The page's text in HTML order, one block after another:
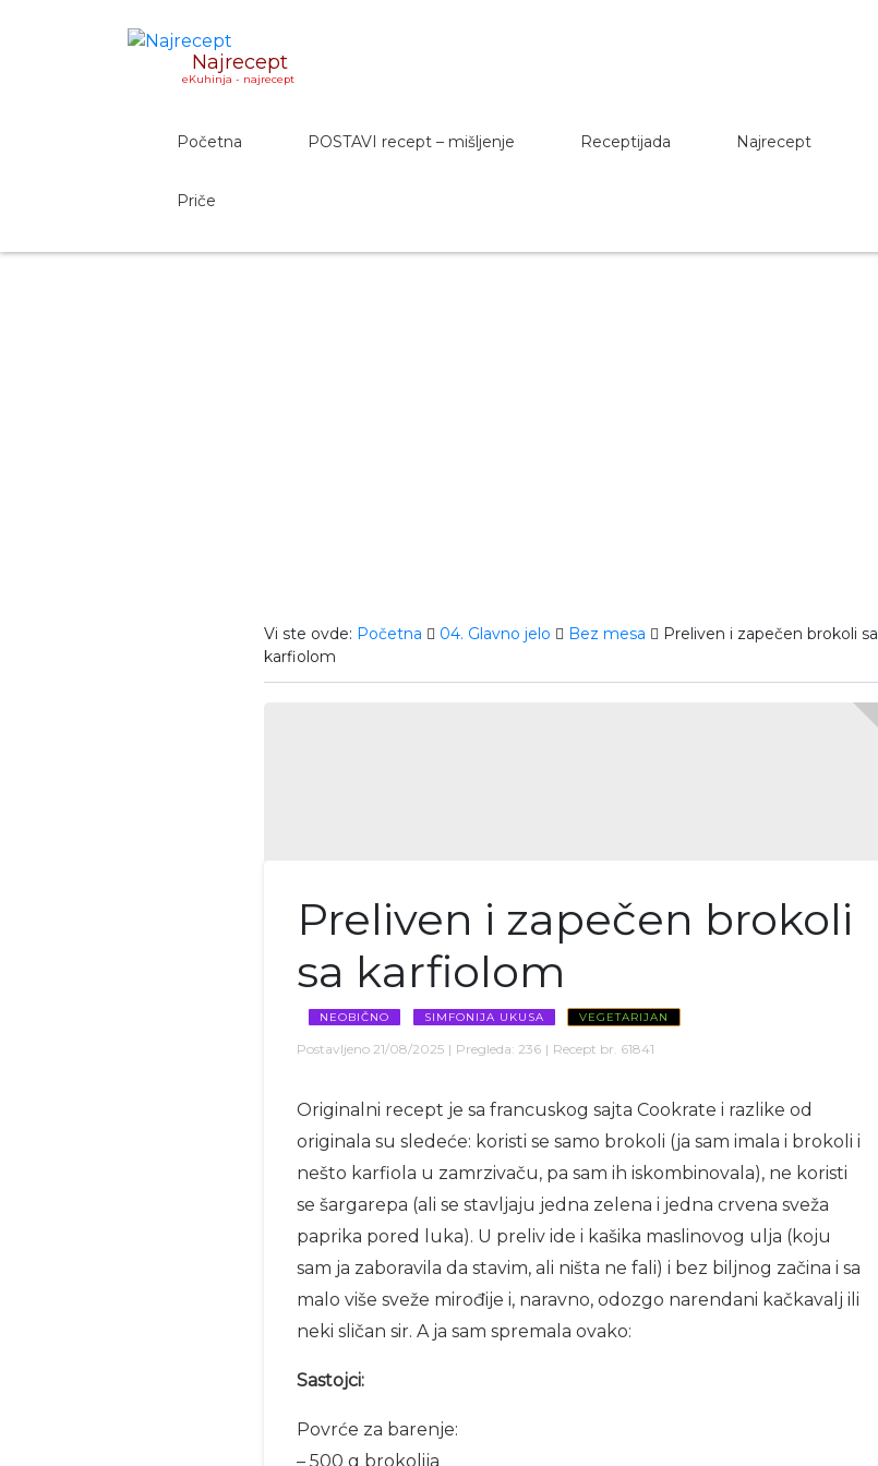
Najrecept
eKuhinja - najrecept
Početna POSTAVI recept – mišljenje Receptijada Najrecept
Priče
Vi ste ovde: Početna 04. Glavno jelo Bez mesa
Preliven i zapečen brokoli sa
karfiolom
Preliven i zapečen brokoli
sa karfiolom
NEOBIČNO SIMFONIJA UKUSA VEGETARIJAN
Postavljeno 21/08/2025 | Pregleda: 236 | Recept br. 61841
Originalni recept je sa francuskog sajta Cookrate i razlike od
originala su sledeće: koristi se samo brokoli (ja sam imala i brokoli i
nešto karfiola u zamrzivaču, pa sam ih iskombinovala), ne koristi
se šargarepa (ali se stavljaju jedna zelena i jedna crvena sveža
paprika pored luka). U preliv ide i kašika maslinovog ulja (koju
sam ja zaboravila da stavim, ali ništa ne fali) i bez biljnog začina i sa
malo više sveže mirođije i, naravno, odozgo narendani kačkavalj ili
neki sličan sir. A ja sam spremala ovako:
Sastojci:
Povrće za barenje:
– 500 g brokolija